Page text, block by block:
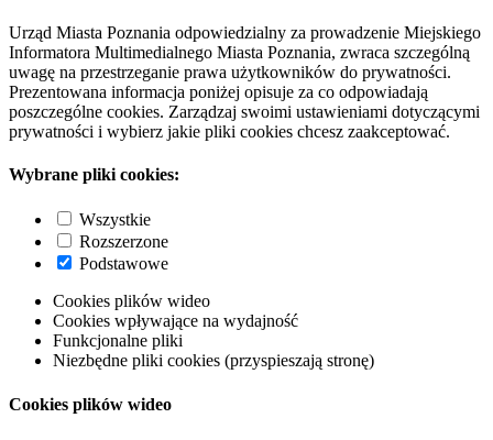
Urząd Miasta Poznania odpowiedzialny za prowadzenie Miejskiego
Informatora Multimedialnego Miasta Poznania, zwraca szczególną
uwagę na przestrzeganie prawa użytkowników do prywatności.
Prezentowana informacja poniżej opisuje za co odpowiadają
poszczególne cookies. Zarządzaj swoimi ustawieniami dotyczącymi
prywatności i wybierz jakie pliki cookies chcesz zaakceptować.
Wybrane pliki cookies:
Wszystkie
Rozszerzone
Podstawowe
Cookies plików wideo
Cookies wpływające na wydajność
Funkcjonalne pliki
Niezbędne pliki cookies (przyspieszają stronę)
Cookies plików wideo